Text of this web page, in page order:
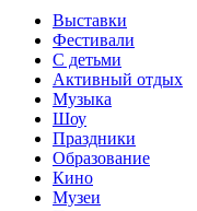
Выставки
Фестивали
С детьми
Активный отдых
Музыка
Шоу
Праздники
Образование
Кино
Музеи